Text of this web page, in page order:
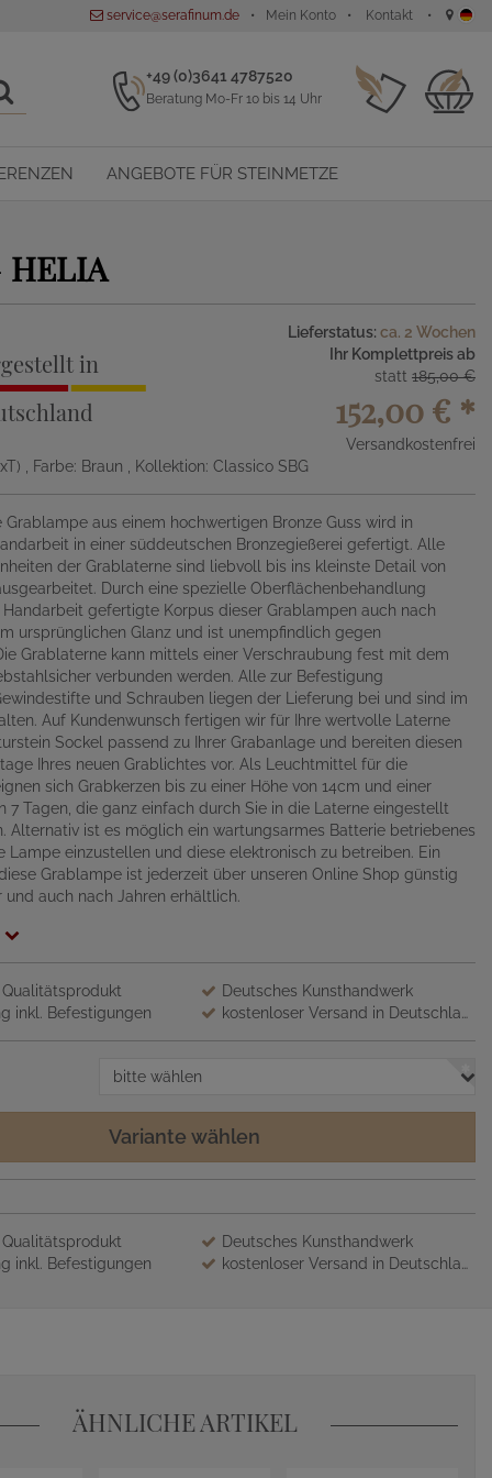
service@serafinum.de Mein Konto Kontakt
+49 (0)3641 4787520
Beratung Mo-Fr 10 bis 14 Uhr
ANGEBOTE FÜR STEINMETZE
HELIA
in
Lieferstatus: ca. 2 Wochen
Ihr Komplettpreis ab
statt 185,00 €
152,00 € *
Versandkostenfrei
, Farbe: Braun , Kollektion: Classico SBG
Grablampe aus einem hochwertigen Bronze Guss wird in
in einer süddeutschen Bronzegießerei gefertigt. Alle
der Grablaterne sind liebvoll bis ins kleinste Detail von
Durch eine spezielle Oberflächenbehandlung
gefertigte Korpus dieser Grablampen auch nach
ursprünglichen Glanz und ist unempfindlich gegen
Grablaterne kann mittels einer Verschraubung fest mit dem
verbunden werden. Alle zur Befestigung
und Schrauben liegen der Lieferung bei und sind im
Auf Kundenwunsch fertigen wir für Ihre wertvolle Laterne
Sockel passend zu Ihrer Grabanlage und bereiten diesen
Ihres neuen Grablichtes vor. Als Leuchtmittel für die
sich Grabkerzen bis zu einer Höhe von 14cm und einer
7 Tagen, die ganz einfach durch Sie in die Laterne eingestellt
Alternativ ist es möglich ein wartungsarmes Batterie betriebenes
Lampe einzustellen und diese elektronisch zu betreiben. Ein
Grablampe ist jederzeit über unseren Online Shop günstig
auch nach Jahren erhältlich.
Deutsches Kunsthandwerk
inkl. Befestigungen
kostenloser Versand in Deutschland
bitte wählen
Variante wählen
Deutsches Kunsthandwerk
inkl. Befestigungen
kostenloser Versand in Deutschland
ÄHNLICHE ARTIKEL